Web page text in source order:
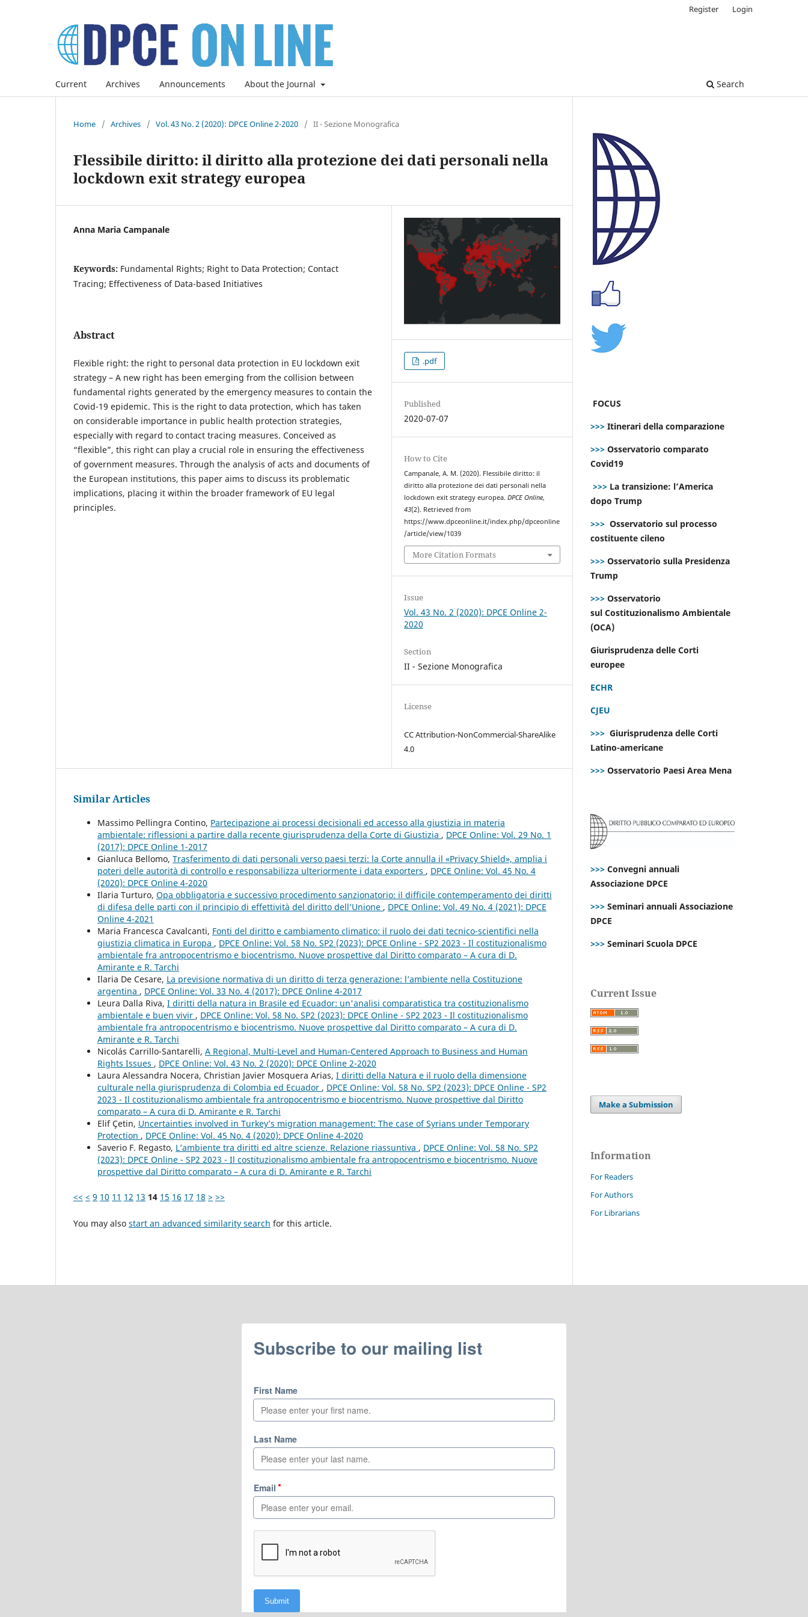
Current Archives Announcements About the Journal Search
Register Login
Home / Archives / Vol. 43 No. 2 (2020): DPCE Online 2-2020 / II - Sezione Monografica
Flessibile diritto: il diritto alla protezione dei dati personali nella
lockdown exit strategy europea
Anna Maria Campanale
Keywords: Fundamental Rights; Right to Data Protection; Contact
Tracing; Effectiveness of Data-based Initiatives
Abstract
Flexible right: the right to personal data protection in EU lockdown exit
strategy – A new right has been emerging from the collision between
fundamental rights generated by the emergency measures to contain the
Covid-19 epidemic. This is the right to data protection, which has taken
on considerable importance in public health protection strategies,
especially with regard to contact tracing measures. Conceived as
“flexible”, this right can play a crucial role in ensuring the effectiveness
of government measures. Through the analysis of acts and documents of
the European institutions, this paper aims to discuss its problematic
implications, placing it within the broader framework of EU legal
principles.
.pdf
Published
2020-07-07
How to Cite
Campanale, A. M. (2020). Flessibile diritto: il
diritto alla protezione dei dati personali nella
lockdown exit strategy europea.DPCE Online,
43(2). Retrieved from
https://www.dpceonline.it/index.php/dpceonline
/article/view/1039
More Citation Formats
Issue
Vol. 43 No. 2 (2020): DPCE Online 2-
2020
Section
II - Sezione Monografica
License
CC Attribution-NonCommercial-ShareAlike
4.0
Similar Articles
Massimo Pellingra Contino, Partecipazione ai processi decisionali ed accesso alla giustizia in materia
ambientale: riflessioni a partire dalla recente giurisprudenza della Corte di Giustizia , DPCE Online: Vol. 29 No. 1
(2017): DPCE Online 1-2017
Gianluca Bellomo, Trasferimento di dati personali verso paesi terzi: la Corte annulla il «Privacy Shield», amplia i
poteri delle autorità di controllo e responsabilizza ulteriormente i data exporters , DPCE Online: Vol. 45 No. 4
(2020): DPCE Online 4-2020
Ilaria Turturo, Opa obbligatoria e successivo procedimento sanzionatorio: il difficile contemperamento dei diritti
di difesa delle parti con il principio di effettività del diritto dell’Unione , DPCE Online: Vol. 49 No. 4 (2021): DPCE
Online 4-2021
Maria Francesca Cavalcanti, Fonti del diritto e cambiamento climatico: il ruolo dei dati tecnico-scientifici nella
giustizia climatica in Europa , DPCE Online: Vol. 58 No. SP2 (2023): DPCE Online - SP2 2023 - Il costituzionalismo
ambientale fra antropocentrismo e biocentrismo. Nuove prospettive dal Diritto comparato – A cura di D.
Amirante e R. Tarchi
Ilaria De Cesare, La previsione normativa di un diritto di terza generazione: l’ambiente nella Costituzione
argentina , DPCE Online: Vol. 33 No. 4 (2017): DPCE Online 4-2017
Leura Dalla Riva, I diritti della natura in Brasile ed Ecuador: un'analisi comparatistica tra costituzionalismo
ambientale e buen vivir , DPCE Online: Vol. 58 No. SP2 (2023): DPCE Online - SP2 2023 - Il costituzionalismo
ambientale fra antropocentrismo e biocentrismo. Nuove prospettive dal Diritto comparato – A cura di D.
Amirante e R. Tarchi
Nicolás Carrillo-Santarelli, A Regional, Multi-Level and Human-Centered Approach to Business and Human
Rights Issues , DPCE Online: Vol. 43 No. 2 (2020): DPCE Online 2-2020
Laura Alessandra Nocera, Christian Javier Mosquera Arias, I diritti della Natura e il ruolo della dimensione
culturale nella giurisprudenza di Colombia ed Ecuador , DPCE Online: Vol. 58 No. SP2 (2023): DPCE Online - SP2
2023 - Il costituzionalismo ambientale fra antropocentrismo e biocentrismo. Nuove prospettive dal Diritto
comparato – A cura di D. Amirante e R. Tarchi
Elif Çetin, Uncertainties involved in Turkey’s migration management: The case of Syrians under Temporary
Protection , DPCE Online: Vol. 45 No. 4 (2020): DPCE Online 4-2020
Saverio F. Regasto, L’ambiente tra diritti ed altre scienze. Relazione riassuntiva , DPCE Online: Vol. 58 No. SP2
(2023): DPCE Online - SP2 2023 - Il costituzionalismo ambientale fra antropocentrismo e biocentrismo. Nuove
prospettive dal Diritto comparato – A cura di D. Amirante e R. Tarchi
<< < 9 10 11 12 13 14 15 16 17 18 > >>
You may also start an advanced similarity search for this article.
FOCUS
>>> Itinerari della comparazione
>>> Osservatorio comparato
Covid19
>>> La transizione: l’America
dopo Trump
>>> Osservatorio sul processo
costituente cileno
>>> Osservatorio sulla Presidenza
Trump
>>> Osservatorio
sul Costituzionalismo Ambientale
(OCA)
Giurisprudenza delle Corti
europee
ECHR
CJEU
>>> Giurisprudenza delle Corti
Latino-americane
>>> Osservatorio Paesi Area Mena
>>> Convegni annuali
Associazione DPCE
>>> Seminari annuali Associazione
DPCE
>>> Seminari Scuola DPCE
Current Issue
Make a Submission
Information
For Readers
For Authors
For Librarians